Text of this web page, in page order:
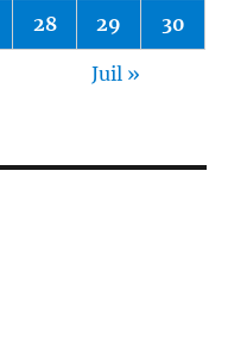
28 29 30
Juil »